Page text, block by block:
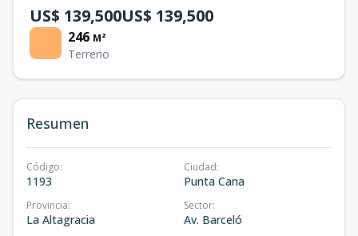
US$ 139,500US$ 139,500
246 M²
Terreno
Resumen
Código:
1193
Ciudad:
Punta Cana
Provincia:
La Altagracia
Sector:
Av. Barceló